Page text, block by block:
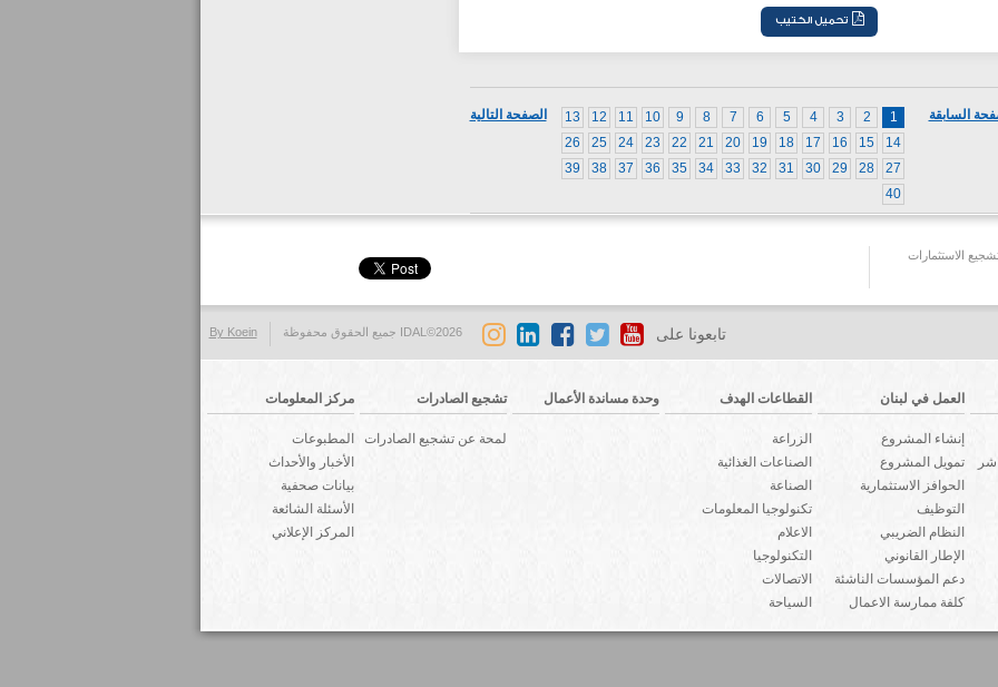
الصفحة التالية 1
2
3
4
5
6
7
8
9
10
11
12
13
14
15
16
17
18
19
20
21
22
23
24
25
26
27
28
29
30
31
32
33
34
35
36
37
38
39
40
السابقة
الاستثمارات
By Koein IDAL©2026 جميع الحقوق محفوظة تابعونا على
العمل في لبنان
إنشاء المشروع
تمويل المشروع
الحوافز الاستثمارية
التوظيف
النظام الضريبي
الإطار القانوني
دعم المؤسسات الناشئة
كلفة ممارسة الاعمال
القطاعات الهدف
الزراعة
الصناعات الغذائية
الصناعة
تكنولوجيا المعلومات
الاعلام
التكنولوجيا
الاتصالات
السياحة
وحدة مساندة الأعمال تشجيع الصادرات
لمحة عن تشجيع الصادرات
مركز المعلومات
المطبوعات
الأخبار والأحداث
بيانات صحفية
الأسئلة الشائعة
المركز الإعلاني